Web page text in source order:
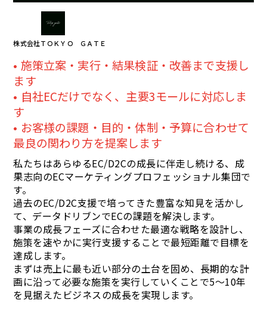
株式会社ＴＯＫＹＯ ＧＡＴＥ
施策立案・実行・結果検証・改善まで支援し
ます
自社ECだけでなく、主要3モールに対応しま
す
お客様の課題・目的・体制・予算に合わせて
最良の関わり方を提案します
私たちはあらゆるEC/D2Cの成長に伴走し続ける、成
果志向のECマーケティングプロフェッショナル集団で
す。
過去のEC/D2C支援で培ってきた豊富な知見を活かし
て、データドリブンでECの課題を解決します。
事業の成長フェーズに合わせた最適な戦略を設計し、
施策を速やかに実行支援することで最短距離で目標を
達成します。
まずは売上に最も近い部分の土台を固め、長期的な計
画に沿って必要な施策を実行していくことで5〜10年
を見据えたビジネスの成長を実現します。